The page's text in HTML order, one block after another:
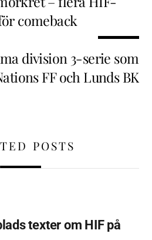
comeback
division 3-serie som
FF och Lunds BK
POSTS
texter om HIF på